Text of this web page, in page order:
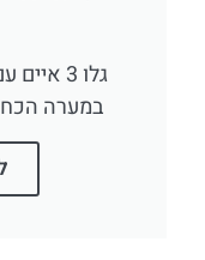
גלו 3
במערה